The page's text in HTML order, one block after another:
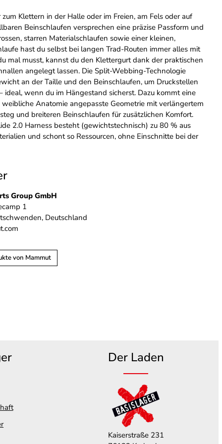
Klettern in der Halle oder im Freien, am Fels oder auf
Beinschlaufen versprechen eine präzise Passform und
starren Materialschlaufen sowie einer kleinen,
hast du selbst bei langen Trad-Routen immer alles mit
mal musst, kannst du den Klettergurt dank der praktischen
angelegt lassen. Die Split-Webbing-Technologie
an der Taille und den Beinschlaufen, um Druckstellen
ideal, wenn du im Hängestand sicherst. Dazu kommt eine
weibliche Anatomie angepasste Geometrie mit verlängertem
und breiteren Beinschlaufen für zusätzlichen Komfort.
2.0 Harness besteht (gewichtstechnisch) zu 80 % aus
und schont so Ressourcen, ohne Einschnitte bei der
Group GmbH
1
Deutschland
von Mammut
Der Laden
Kaiserstraße 231